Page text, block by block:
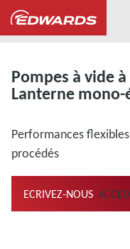
...
Pompes à vide
Lanterne mono-
Performances
procédés
ECRIVEZ-NOUS